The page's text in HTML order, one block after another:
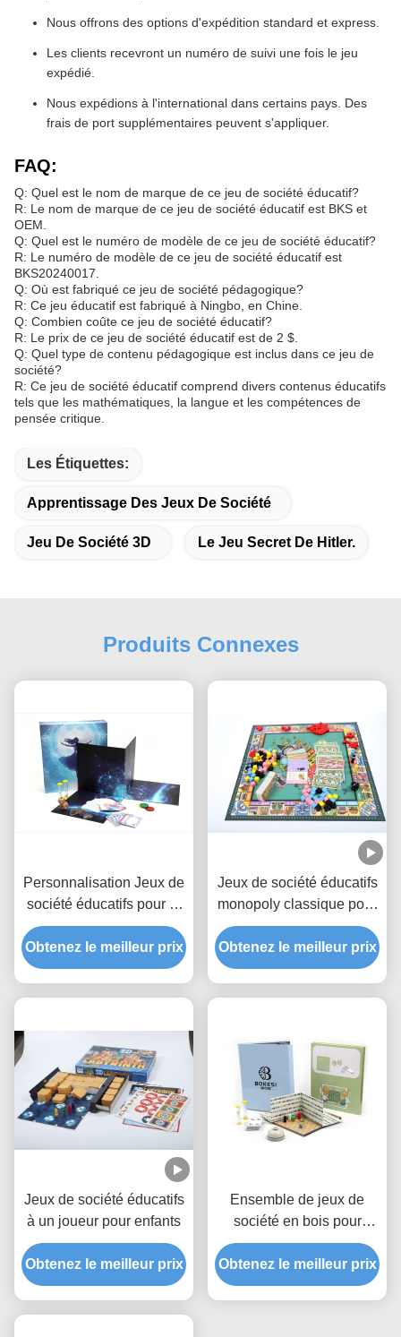
Nous offrons des options d'expédition standard et express.
Les clients recevront un numéro de suivi une fois le jeu
expédié.
Nous expédions à l'international dans certains pays. Des
frais de port supplémentaires peuvent s'appliquer.
FAQ:
Q: Quel est le nom de marque de ce jeu de société éducatif?
R: Le nom de marque de ce jeu de société éducatif est BKS et
OEM.
Q: Quel est le numéro de modèle de ce jeu de société éducatif?
R: Le numéro de modèle de ce jeu de société éducatif est
BKS20240017.
Q: Où est fabriqué ce jeu de société pédagogique?
R: Ce jeu éducatif est fabriqué à Ningbo, en Chine.
Q: Combien coûte ce jeu de société éducatif?
R: Le prix de ce jeu de société éducatif est de 2 $.
Q: Quel type de contenu pédagogique est inclus dans ce jeu de
société?
R: Ce jeu de société éducatif comprend divers contenus éducatifs
tels que les mathématiques, la langue et les compétences de
pensée critique.
Les Étiquettes:
Apprentissage Des Jeux De Société
Jeu De Société 3D Le Jeu Secret De Hitler.
Produits Connexes
Personnalisation Jeux de
société éducatifs pour 3-
12 ans Durée du jeu 30-
60 minutes
Personnalisable et
Obtenez le meilleur prix
Jeux de société éducatifs
monopoly classique pour
les enfants de 3 ans et
plus
Obtenez le meilleur prix
Jeux de société éducatifs
à un joueur pour enfants
Obtenez le meilleur prix
Ensemble de jeux de
société en bois pour
enfants Échecs et jeux de
société pour le
divertissement Matériaux
Obtenez le meilleur prix